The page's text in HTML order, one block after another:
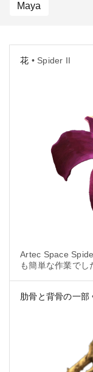
Maya
花 • Spider II
Artec Space
も簡単な作業で
肋骨と背骨の一部